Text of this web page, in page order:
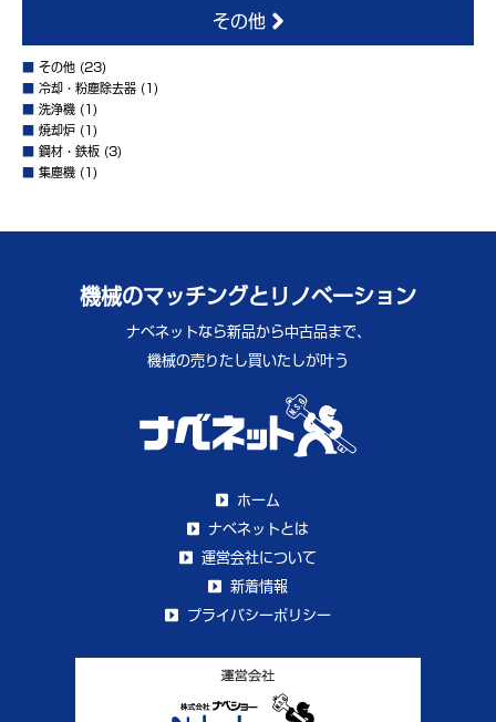
その他
その他 (23)
冷却・粉塵除去器 (1)
洗浄機 (1)
焼却炉 (1)
鋼材・鉄板 (3)
集塵機 (1)
機械のマッチングとリノベーション
ナベネットなら新品から中古品まで、
機械の売りたし買いたしが叶う
ホーム
ナベネットとは
運営会社について
新着情報
プライバシーポリシー